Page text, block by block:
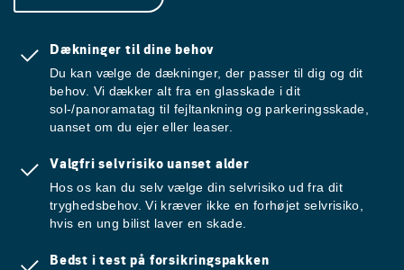
Dækninger til dine behov
Du kan vælge de dækninger, der passer til dig og dit
behov. Vi dækker alt fra en glasskade i dit
sol-/panoramatag til fejltankning og parkeringsskade,
uanset om du ejer eller leaser.
Valgfri selvrisiko uanset alder
Hos os kan du selv vælge din selvrisiko ud fra dit
tryghedsbehov. Vi kræver ikke en forhøjet selvrisiko,
hvis en ung bilist laver en skade.
Bedst i test på forsikringspakken